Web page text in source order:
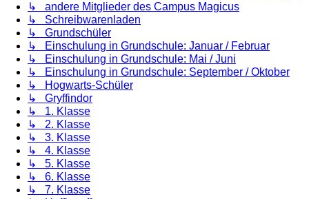
↳ andere Mitglieder des Campus Magicus
↳ Schreibwarenladen
↳ Grundschüler
↳ Einschulung in Grundschule: Januar / Februar
↳ Einschulung in Grundschule: Mai / Juni
↳ Einschulung in Grundschule: September / Oktober
↳ Hogwarts-Schüler
↳ Gryffindor
↳ 1. Klasse
↳ 2. Klasse
↳ 3. Klasse
↳ 4. Klasse
↳ 5. Klasse
↳ 6. Klasse
↳ 7. Klasse